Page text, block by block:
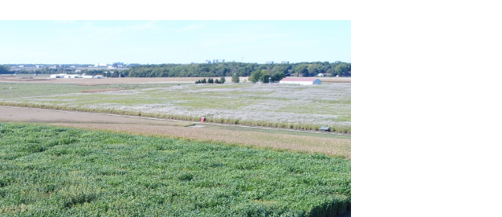
des OGM ?